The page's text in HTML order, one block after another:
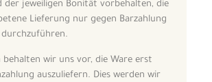
der jeweiligen Bonität vorbehalten, die
Lieferung nur gegen Barzahlung
behalten wir uns vor, die Ware erst
auszuliefern. Dies werden wir